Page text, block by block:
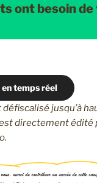
ont besoin
temps réel
jusqu’à
directement édité